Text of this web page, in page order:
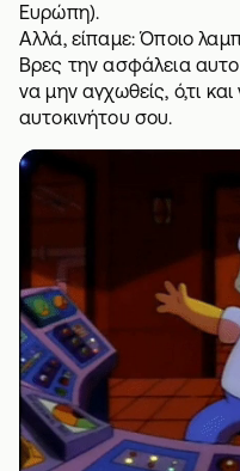
Ευρώπη).
Αλλά, είπαμε: Όποιο
Βρες τηνασφάλεια
να μην αγχωθείς, ό,τι
αυτοκινήτου σου.